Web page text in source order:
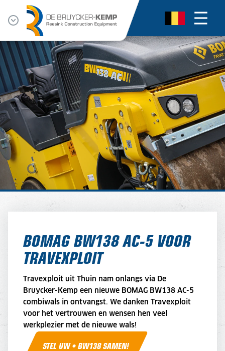
BOMAG BW138 AC-5 VOOR
TRAVEXPLOIT
Travexploit uit Thuin nam onlangs via De
Bruycker-Kemp een nieuwe BOMAG BW138 AC-5
combiwals in ontvangst. We danken Travexploit
voor het vertrouwen en wensen hen veel
werkplezier met de nieuwe wals!
STEL UW • BW138 SAMEN!